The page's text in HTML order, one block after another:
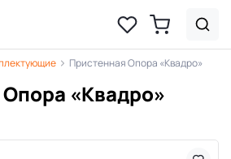
Пристенная Опора «Квадро»
«Квадро»